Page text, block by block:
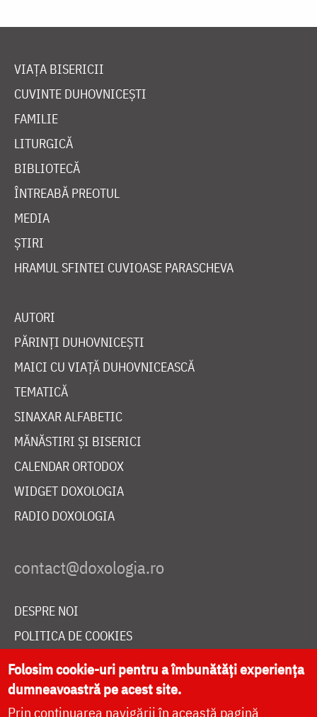
VIAȚA BISERICII
CUVINTE DUHOVNICEȘTI
FAMILIE
LITURGICĂ
BIBLIOTECĂ
ÎNTREABĂ PREOTUL
MEDIA
ȘTIRI
HRAMUL SFINTEI CUVIOASE PARASCHEVA
AUTORI
PĂRINȚI DUHOVNICEȘTI
MAICI CU VIAȚĂ DUHOVNICEASCĂ
TEMATICĂ
SINAXAR ALFABETIC
MĂNĂSTIRI ȘI BISERICI
CALENDAR ORTODOX
WIDGET DOXOLOGIA
RADIO DOXOLOGIA
DESPRE NOI
POLITICA DE COOKIES
DONEAZĂ ONLINE PENTRU CATEDRALA NAȚIONALĂ
Folosim cookie-uri pentru a îmbunătăți experiența
dumneavoastră pe acest site.
Prin continuarea navigării în această pagină